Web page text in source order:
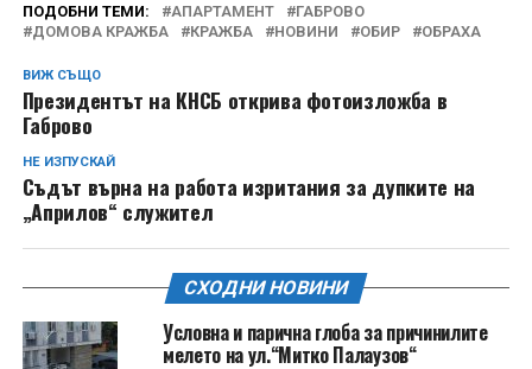
ПОДОБНИ ТЕМИ: АПАРТАМЕНТ
ГАБРОВО
ДОМОВА КРАЖБА
КРАЖБА НОВИНИ ОБИР ОБРАХА
ВИЖ СЪЩО
Президентът на КНСБ открива фотоизложба в
Габрово
НЕ ИЗПУСКАЙ
Съдът върна на работа изритания за дупките на
„Априлов“ служител
СХОДНИ НОВИНИ
Условна и парична глоба за причинилите
мелето на ул.“Митко Палаузов“